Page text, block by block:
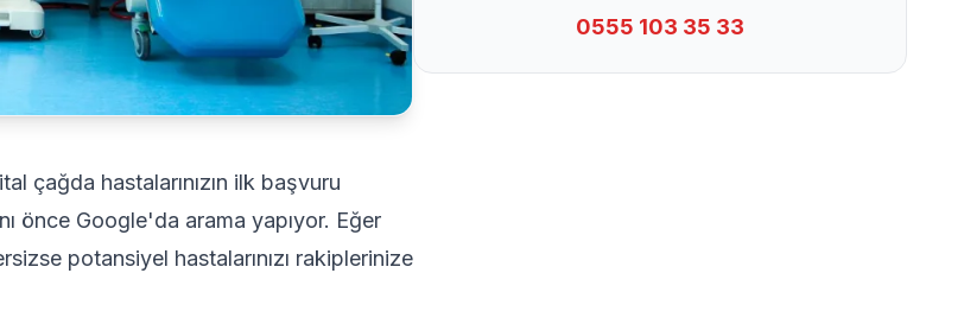
çağda hastalarınızın ilk başvuru
önce Google'da arama yapıyor. Eğer
potansiyel hastalarınızı rakiplerinize
0555 103 35 33